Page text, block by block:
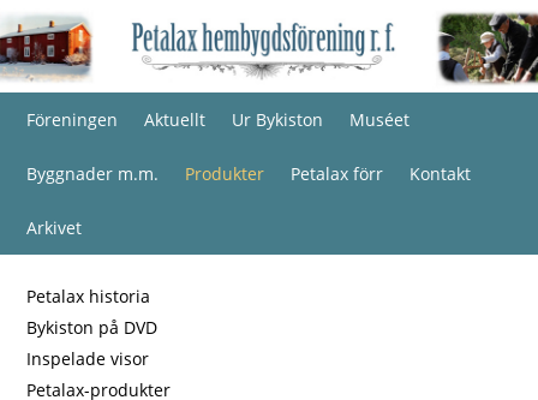
Föreningen Aktuellt Ur Bykiston Muséet
Byggnader m.m. Produkter Petalax förr Kontakt
Arkivet
Petalax historia
Bykiston på DVD
Inspelade visor
Petalax-produkter